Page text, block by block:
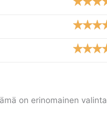
on erinomainen valinta